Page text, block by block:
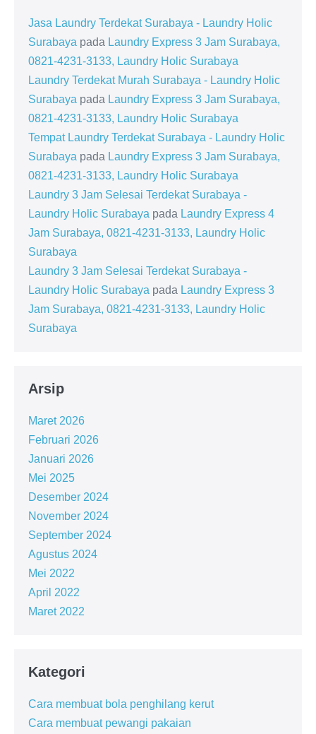
Jasa Laundry Terdekat Surabaya - Laundry Holic
Surabaya pada Laundry Express 3 Jam Surabaya,
0821-4231-3133, Laundry Holic Surabaya
Laundry Terdekat Murah Surabaya - Laundry Holic
Surabaya pada Laundry Express 3 Jam Surabaya,
0821-4231-3133, Laundry Holic Surabaya
Tempat Laundry Terdekat Surabaya - Laundry Holic
Surabaya pada Laundry Express 3 Jam Surabaya,
0821-4231-3133, Laundry Holic Surabaya
Laundry 3 Jam Selesai Terdekat Surabaya -
Laundry Holic Surabaya pada Laundry Express 4
Jam Surabaya, 0821-4231-3133, Laundry Holic
Surabaya
Laundry 3 Jam Selesai Terdekat Surabaya -
Laundry Holic Surabaya pada Laundry Express 3
Jam Surabaya, 0821-4231-3133, Laundry Holic
Surabaya
Arsip
Maret 2026
Februari 2026
Januari 2026
Mei 2025
Desember 2024
November 2024
September 2024
Agustus 2024
Mei 2022
April 2022
Maret 2022
Kategori
Cara membuat bola penghilang kerut
Cara membuat pewangi pakaian